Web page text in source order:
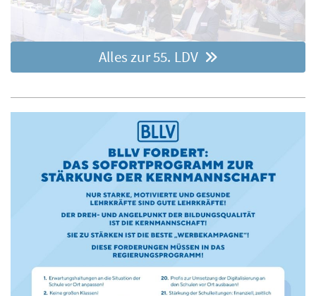
Alles zur 55. LDV